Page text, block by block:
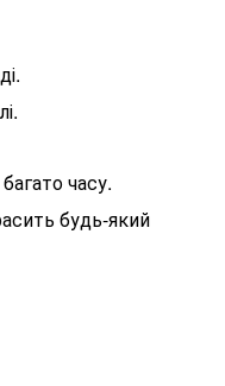
часу.
будь-який